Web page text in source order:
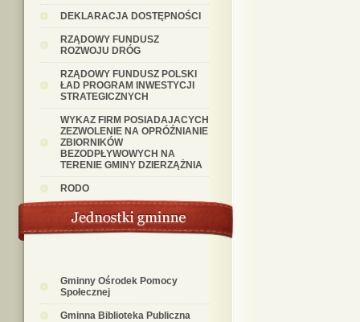
DEKLARACJA DOSTĘPNOŚCI
RZĄDOWY FUNDUSZ
ROZWOJU DRÓG
RZĄDOWY FUNDUSZ POLSKI
ŁAD PROGRAM INWESTYCJI
STRATEGICZNYCH
WYKAZ FIRM POSIADAJACYCH
ZEZWOLENIE NA OPRÓŹNIANIE
ZBIORNIKÓW
BEZODPŁYWOWYCH NA
TERENIE GMINY DZIERZĄŻNIA
RODO
Gminny Ośrodek Pomocy
Społecznej
Gminna Biblioteka Publiczna